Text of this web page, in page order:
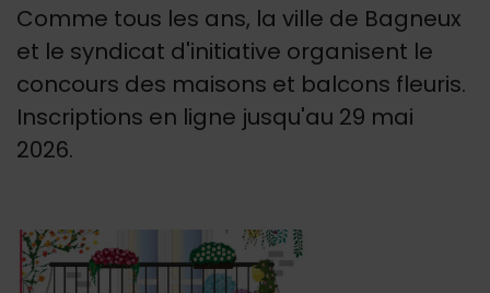
Comme tous les ans, la ville de Bagneux
et le syndicat d'initiative organisent le
concours des maisons et balcons fleuris.
Inscriptions en ligne jusqu'au 29 mai
2026.